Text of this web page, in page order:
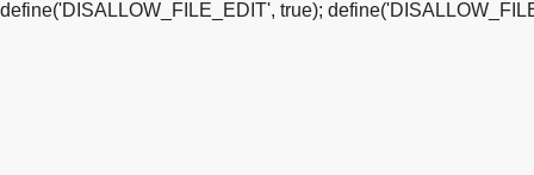
define('DISALLOW_FILE_EDIT', true);